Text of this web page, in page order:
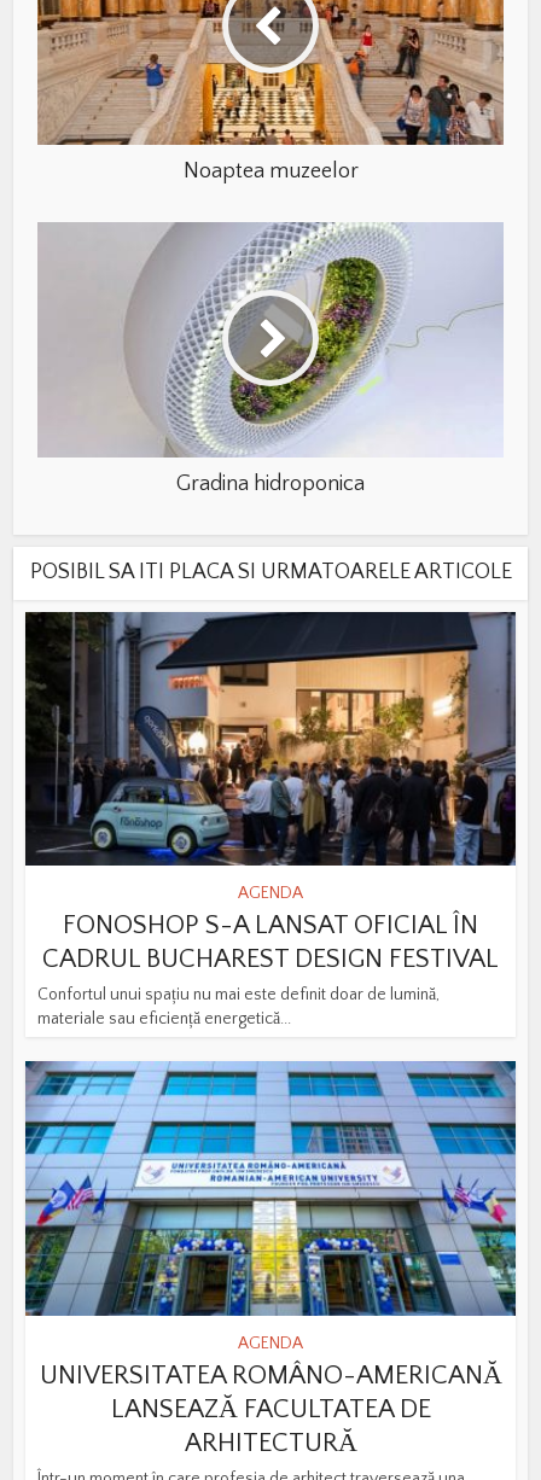
Noaptea muzeelor
Gradina hidroponica
POSIBIL SA ITI PLACA SI URMATOARELE ARTICOLE
AGENDA
FONOSHOP S-A LANSAT OFICIAL ÎN
CADRUL BUCHAREST DESIGN FESTIVAL
Confortul unui spațiu nu mai este definit doar de lumină,
materiale sau eficiență energetică...
AGENDA
UNIVERSITATEA ROMÂNO-AMERICANĂ
LANSEAZĂ FACULTATEA DE
ARHITECTURĂ